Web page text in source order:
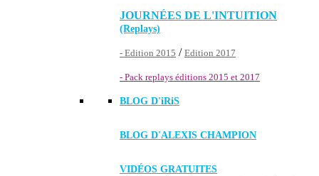
JOURNÉES DE L'INTUITION
(Replays)
- Edition 2015 / Edition 2017
- Pack replays éditions 2015 et 2017
BLOG D'iRiS
BLOG D'ALEXIS CHAMPION
VIDÉOS GRATUITES